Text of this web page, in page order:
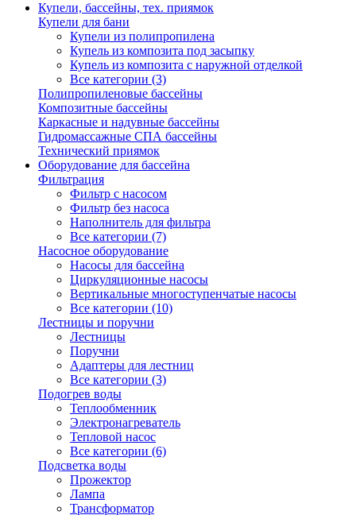
Купели, бассейны, тех. приямок
Купели для бани
Купели из полипропилена
Купель из композита под засыпку
Купель из композита с наружной отделкой
Все категории (3)
Полипропиленовые бассейны
Композитные бассейны
Каркасные и надувные бассейны
Гидромассажные СПА бассейны
Технический приямок
Оборудование для бассейна
Фильтрация
Фильтр с насосом
Фильтр без насоса
Наполнитель для фильтра
Все категории (7)
Насосное оборудование
Насосы для бассейна
Циркуляционные насосы
Вертикальные многоступенчатые насосы
Все категории (10)
Лестницы и поручни
Лестницы
Поручни
Адаптеры для лестниц
Все категории (3)
Подогрев воды
Теплообменник
Электронагреватель
Тепловой насос
Все категории (6)
Подсветка воды
Прожектор
Лампа
Трансформатор